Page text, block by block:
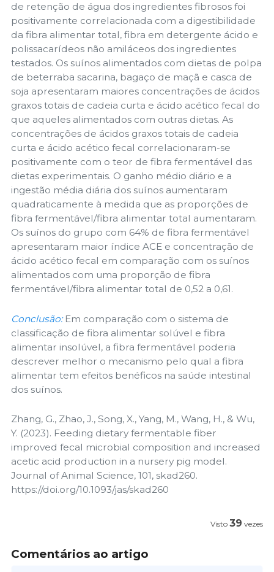
de retenção de água dos ingredientes fibrosos foi
positivamente correlacionada com a digestibilidade
da fibra alimentar total, fibra em detergente ácido e
polissacarídeos não amiláceos dos ingredientes
testados. Os suínos alimentados com dietas de polpa
de beterraba sacarina, bagaço de maçã e casca de
soja apresentaram maiores concentrações de ácidos
graxos totais de cadeia curta e ácido acético fecal do
que aqueles alimentados com outras dietas. As
concentrações de ácidos graxos totais de cadeia
curta e ácido acético fecal correlacionaram-se
positivamente com o teor de fibra fermentável das
dietas experimentais. O ganho médio diário e a
ingestão média diária dos suínos aumentaram
quadraticamente à medida que as proporções de
fibra fermentável/fibra alimentar total aumentaram.
Os suínos do grupo com 64% de fibra fermentável
apresentaram maior índice ACE e concentração de
ácido acético fecal em comparação com os suínos
alimentados com uma proporção de fibra
fermentável/fibra alimentar total de 0,52 a 0,61.
Conclusão: Em comparação com o sistema de
classificação de fibra alimentar solúvel e fibra
alimentar insolúvel, a fibra fermentável poderia
descrever melhor o mecanismo pelo qual a fibra
alimentar tem efeitos benéficos na saúde intestinal
dos suínos.
Zhang, G., Zhao, J., Song, X., Yang, M., Wang, H., & Wu,
Y. (2023). Feeding dietary fermentable fiber
improved fecal microbial composition and increased
acetic acid production in a nursery pig model.
Journal of Animal Science, 101, skad260.
https://doi.org/10.1093/jas/skad260
Visto 39 vezes
Comentários ao artigo